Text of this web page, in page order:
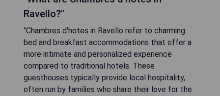
Ravello?"
"Chambres d'hotes in Ravello refer to charming
bed and breakfast accommodations that offer a
more intimate and personalized experience
compared to traditional hotels. These
guesthouses typically provide local hospitality,
often run by families who share their love for the